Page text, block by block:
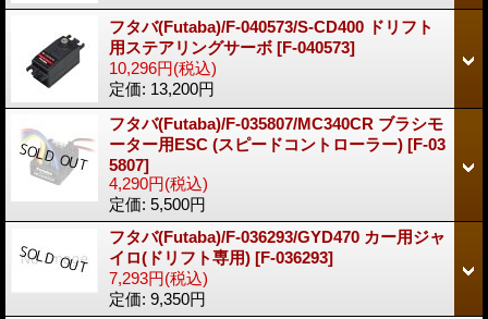
フタバ(Futaba)/F-040573/S-CD400 ドリフト
用ステアリングサーボ [F-040573]
10,296円(税込)
定価: 13,200円
フタバ(Futaba)/F-035807/MC340CR ブラシモ
ーター用ESC (スピードコントローラー) [F-03
5807]
4,290円(税込)
定価: 5,500円
フタバ(Futaba)/F-036293/GYD470 カー用ジャ
イロ(ドリフト専用) [F-036293]
7,293円(税込)
定価: 9,350円